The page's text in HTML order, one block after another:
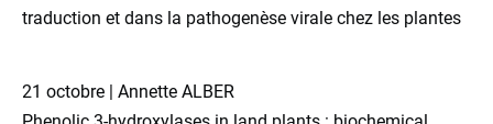
traduction et dans la pathogenèse virale chez les plantes
21 octobre | Annette ALBER